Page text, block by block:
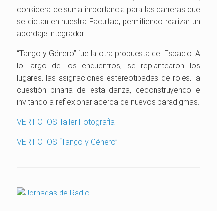
considera de suma importancia para las carreras que
se dictan en nuestra Facultad, permitiendo realizar un
abordaje integrador.
“Tango y Género” fue la otra propuesta del Espacio. A
lo largo de los encuentros, se replantearon los
lugares, las asignaciones estereotipadas de roles, la
cuestión binaria de esta danza, deconstruyendo e
invitando a reflexionar acerca de nuevos paradigmas.
VER FOTOS Taller Fotografía
VER FOTOS “Tango y Género”